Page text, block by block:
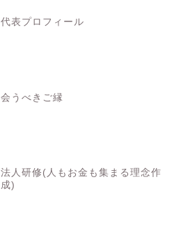
代表プロフィール
会うべきご縁
法人研修(人もお金も集まる理念作
成)